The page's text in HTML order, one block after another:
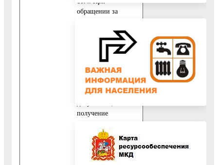
обращении за
Муниципальной
представителя
Заявителя,
уполномоченного на
подписание
заявления и сдачу
получение
предоставления
Муниципальной
услуги,